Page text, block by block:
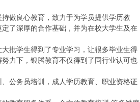
做良心教育，致力于为学员提供学历教
了深厚的合作基础，并为在校大学生及在
批学生得到了专业学习，让很多毕业生得
力下，银腾教育不仅得到了同行业认可也
公务员培训，成人学历教育、职业资格证